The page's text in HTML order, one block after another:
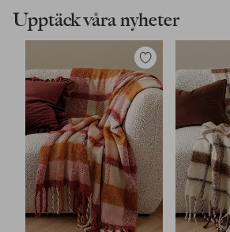
Upptäck våra nyheter
Lägg
till
i
favoriter